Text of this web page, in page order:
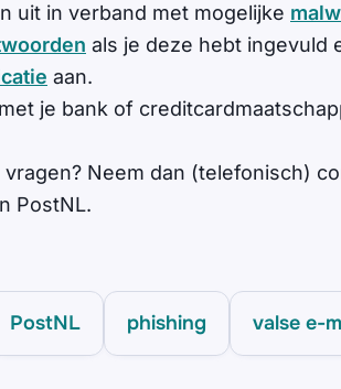
uit in verband met mogelijke
als je deze hebt ingevuld
aan.
je bank of
Neem dan (telefonisch)
PostNL.
PostNL phishing valse e-